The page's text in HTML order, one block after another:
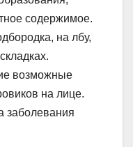
содержимое.
на лбу,
возможные
на лице.
заболевания